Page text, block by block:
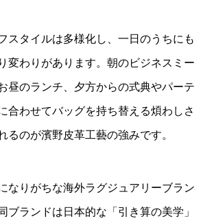
スタイルは多様化し、一日のうちにも
変わりがあります。朝のビジネスミー
昼のランチ、夕方からの式典やパーテ
合わせてバッグを持ち替える煩わしさ
るのが濱野皮革工藝の強みです。
なりがちな海外ラグジュアリーブラン
ブランドは日本的な「引き算の美学」